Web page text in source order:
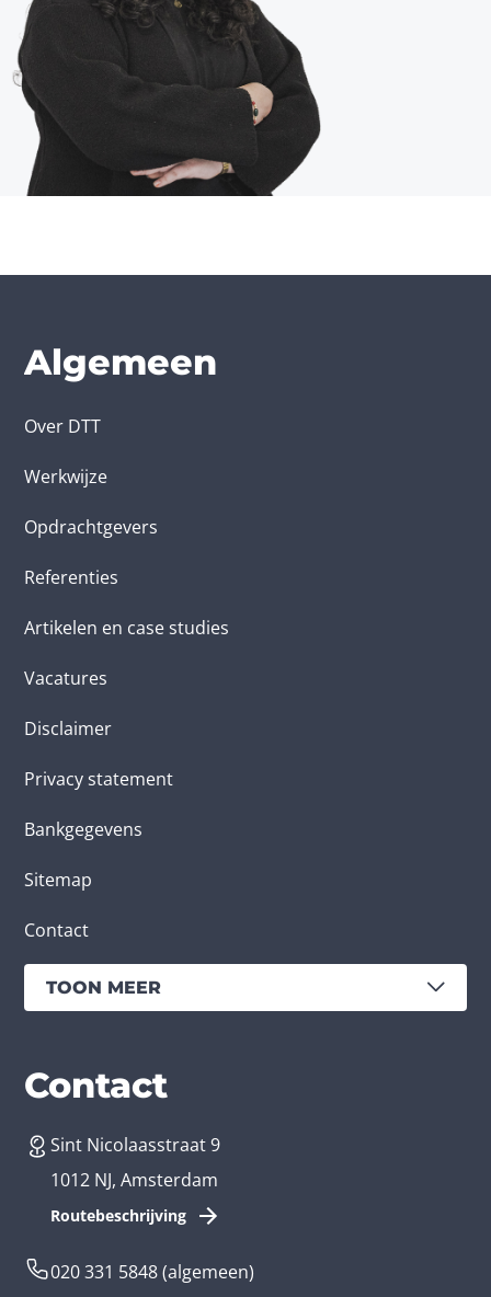
Algemeen
Over DTT
Werkwijze
Opdrachtgevers
Referenties
Artikelen en case studies
Vacatures
Disclaimer
Privacy statement
Bankgegevens
Sitemap
Contact
TOON MEER
Diensten
App laten maken
Branches
Bedrijfsapp
Contact
Sint Nicolaasstraat 9
1012 NJ, Amsterdam
Routebeschrijving
020 331 5848(algemeen)